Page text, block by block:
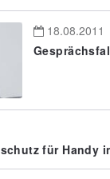
18.08.2011
für Handy